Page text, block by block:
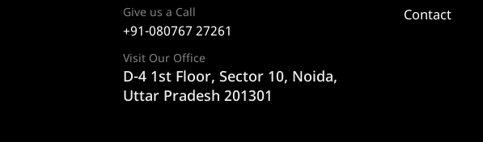
Give us a Call
+91-080767 27261
Visit Our Office
D-4 1st Floor, Sector 10, Noida,
Uttar Pradesh 201301
Contact